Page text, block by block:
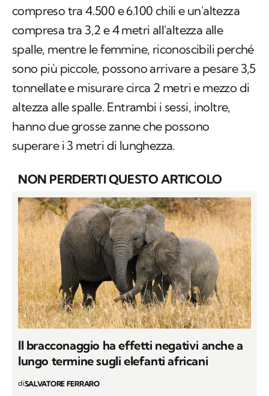
compreso tra 4.500 e 6.100 chili e un'altezza
compresa tra 3,2 e 4 metri all'altezza alle
spalle, mentre le femmine, riconoscibili perché
sono più piccole, possono arrivare a pesare 3,5
tonnellate e misurare circa 2 metri e mezzo di
altezza alle spalle. Entrambi i sessi, inoltre,
hanno due grosse zanne che possono
superare i 3 metri di lunghezza.
NON PERDERTI QUESTO ARTICOLO
Il bracconaggio ha effetti negativi anche a
lungo termine sugli elefanti africani
diSALVATORE FERRARO